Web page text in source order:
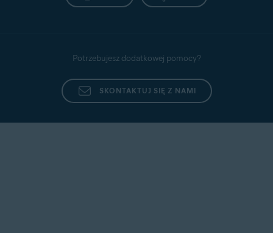
Potrzebujesz dodatkowej pomocy?
SKONTAKTUJ SIĘ Z NAMI